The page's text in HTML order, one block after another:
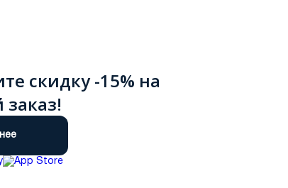
скидку -15% на